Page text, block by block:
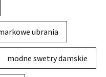
ubrania
modne swetry damskie